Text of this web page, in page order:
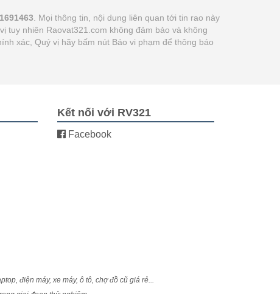
. Mọi thông tin, nội dung liên quan tới tin rao này
tuy nhiên Raovat321.com không đảm bảo và không
xác, Quý vị hãy bấm nút Báo vi phạm để thông báo
Kết nối với RV321
Facebook
điện máy, xe máy, ô tô, chợ đồ cũ giá rẻ...